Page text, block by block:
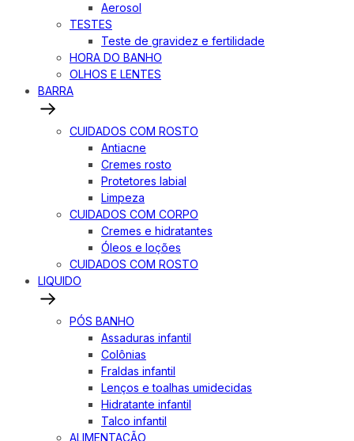
Aerosol
TESTES
Teste de gravidez e fertilidade
HORA DO BANHO
OLHOS E LENTES
BARRA
CUIDADOS COM ROSTO
Antiacne
Cremes rosto
Protetores labial
Limpeza
CUIDADOS COM CORPO
Cremes e hidratantes
Óleos e loções
CUIDADOS COM ROSTO
LIQUIDO
PÓS BANHO
Assaduras infantil
Colônias
Fraldas infantil
Lenços e toalhas umidecidas
Hidratante infantil
Talco infantil
ALIMENTAÇÃO